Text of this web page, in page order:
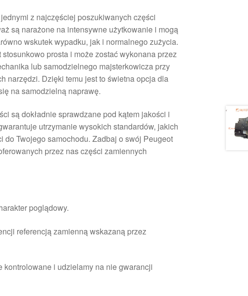
z najczęściej poszukiwanych części
są narażone na intensywne użytkowanie i mogą
wskutek wypadku, jak i normalnego zużycia.
prosta i może zostać wykonana przez
lub samodzielnego majsterkowicza przy
narzędzi. Dzięki temu jest to świetna opcja dla
na samodzielną naprawę.
są dokładnie sprawdzane pod kątem jakości i
utrzymanie wysokich standardów, jakich
do Twojego samochodu. Zadbaj o swój Peugeot
przez nas części zamiennych
poglądowy.
referencją zamienną wskazaną przez
i udzielamy na nie gwarancji